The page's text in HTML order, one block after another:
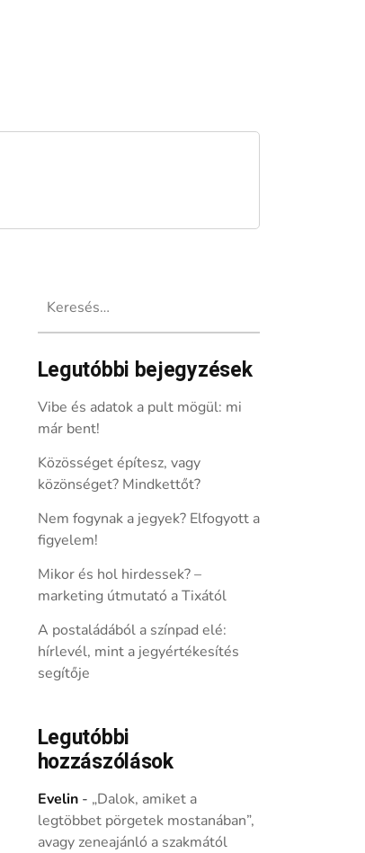
Legutóbbi bejegyzések
Vibe és adatok a pult mögül: mi
már bent!
Közösséget építesz, vagy
közönséget? Mindkettőt?
Nem fogynak a jegyek? Elfogyott a
figyelem!
Mikor és hol hirdessek? –
marketing útmutató a Tixától
A postaládából a színpad elé:
hírlevél, mint a jegyértékesítés
segítője
Legutóbbi
hozzászólások
Evelin- „Dalok, amiket a
legtöbbet pörgetek mostanában”,
avagy zeneajánló a szakmától